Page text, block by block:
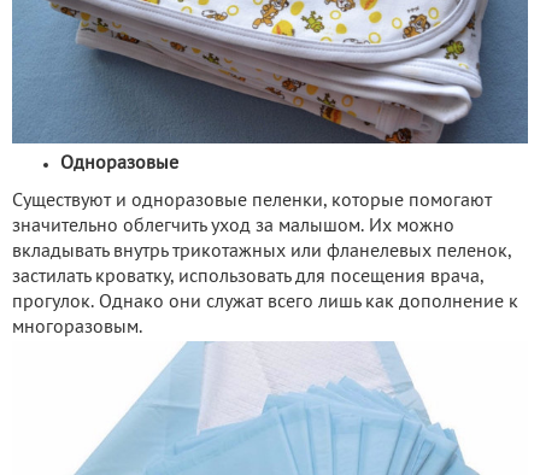
Одноразовые
Существуют и одноразовые пеленки, которые помогают
значительно облегчить уход за малышом. Их можно
вкладывать внутрь трикотажных или фланелевых пеленок,
застилать кроватку, использовать для посещения врача,
прогулок. Однако они служат всего лишь как дополнение к
многоразовым.